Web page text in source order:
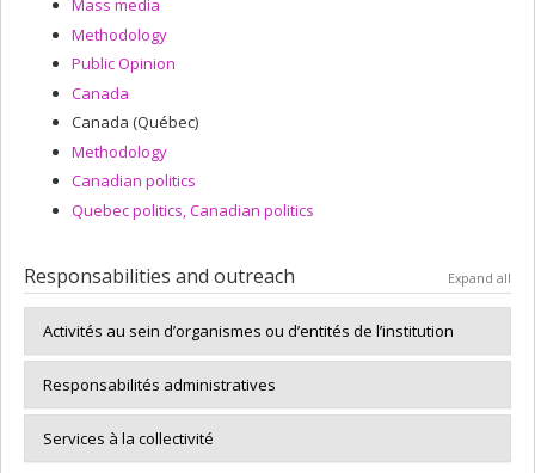
Mass media
Methodology
Public Opinion
Canada
Canada (Québec)
Methodology
Canadian politics
Quebec politics, Canadian politics
Responsabilities and outreach Expand all
Activités au sein d’organismes ou d’entités de l’institution
Responsabilités administratives
Services à la collectivité